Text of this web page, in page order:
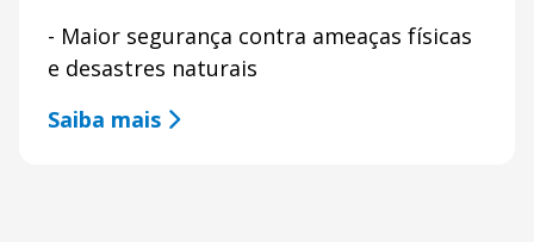
- Maior segurança contra ameaças físicas
e desastres naturais
Saiba mais